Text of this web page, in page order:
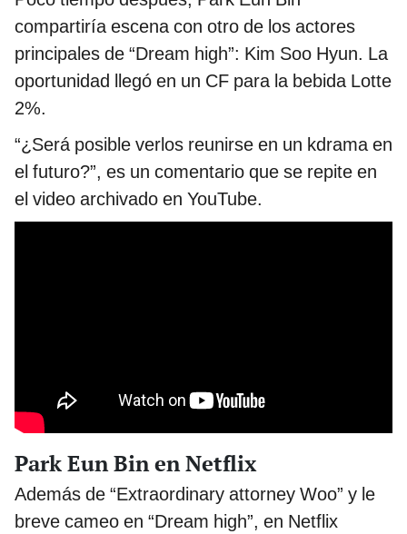
compartiría escena con otro de los actores
principales de “Dream high”: Kim Soo Hyun. La
oportunidad llegó en un CF para la bebida Lotte
2%.
“¿Será posible verlos reunirse en un kdrama en
el futuro?”, es un comentario que se repite en
el video archivado en YouTube.
Park Eun Bin en Netflix
Además de “Extraordinary attorney Woo” y le
breve cameo en “Dream high”, en Netflix